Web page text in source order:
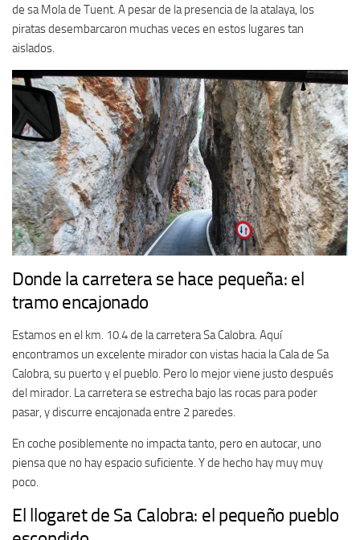
de sa Mola de Tuent. A pesar de la presencia de la atalaya, los
piratas desembarcaron muchas veces en estos lugares tan
aislados.
Donde la carretera se hace pequeña: el
tramo encajonado
Estamos en el km. 10.4 de la carretera Sa Calobra. Aquí
encontramos un excelente mirador con vistas hacia la Cala de Sa
Calobra, su puerto y el pueblo. Pero lo mejor viene justo después
del mirador. La carretera se estrecha bajo las rocas para poder
pasar, y discurre encajonada entre 2 paredes.
En coche posiblemente no impacta tanto, pero en autocar, uno
piensa que no hay espacio suficiente. Y de hecho hay muy muy
poco.
El llogaret de Sa Calobra: el pequeño pueblo